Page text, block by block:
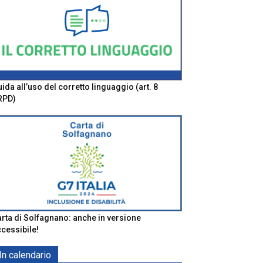
all’uso del corretto linguaggio (art. 8
di Solfagnano: anche in versione
In calendario